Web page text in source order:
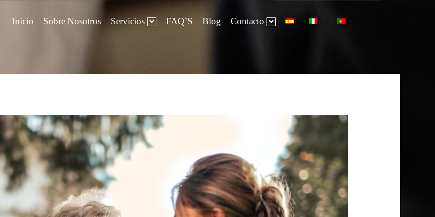
Inicio Sobre Nosotros Servicios FAQ’S Blog Contacto